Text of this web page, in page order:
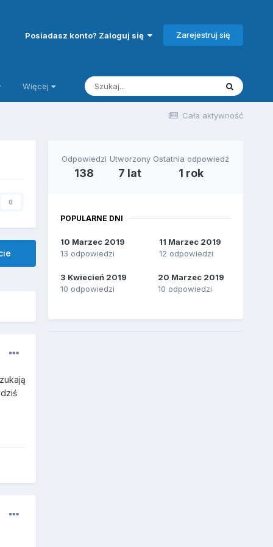
Posiadasz konto? Zaloguj się Zarejestruj się
Więcej
Cała aktywność
0
Odpowiedzi
138
Utworzony
7 lat
Ostatnia odpowiedź
1 rok
POPULARNE DNI
10 Marzec 2019
13 odpowiedzi
11 Marzec 2019
12 odpowiedzi
3 Kwiecień 2019
10 odpowiedzi
20 Marzec 2019
10 odpowiedzi